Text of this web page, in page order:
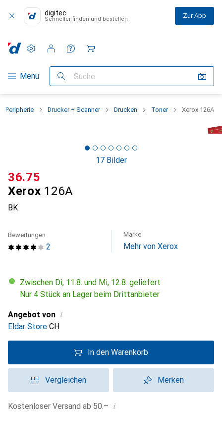
digitec
Schneller finden und bestellen Zur App
Navigation nach Kategorien
Menü Suche
Einstellungen
Kundenkonto
Vergleichslisten
Merklisten
Warenkorb
Peripherie Drucker + Scanner Drucken Toner Xerox 126A
17 Bilder
Xerox 126A
BK
CHF
36.75
2
Bewertungen Marke
Mehr von Xerox
Zwischen Di, 11.8. und Mi, 12.8. geliefert
Nur 4 Stück an Lager beim Drittanbieter
Angebot von i
Eldar Store CH
In den Warenkorb
Vergleichen Merken
Kostenloser Versand ab 50.– i